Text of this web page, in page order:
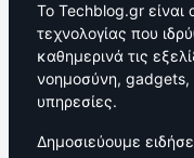
Το Techblog.gr είναι
τεχνολογίας που
καθημερινά τις
νοημοσύνη, gadgets,
υπηρεσίες.
Δημοσιεύουμε